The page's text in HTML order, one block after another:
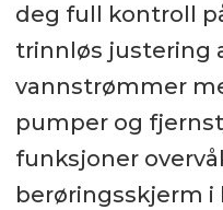
deg full kontroll
trinnløs justering
vannstrømmer
pumper og
funksjoner
berøringsskjerm